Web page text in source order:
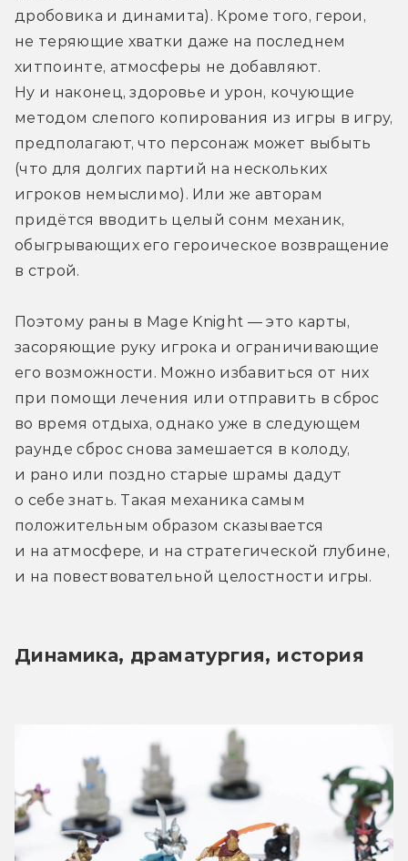
дробовика и динамита). Кроме того, герои,
не теряющие хватки даже на последнем
хитпоинте, атмосферы не добавляют.
Ну и наконец, здоровье и урон, кочующие
методом слепого копирования из игры в игру,
предполагают, что персонаж может выбыть
(что для долгих партий на нескольких
игроков немыслимо). Или же авторам
придётся вводить целый сонм механик,
обыгрывающих его героическое возвращение
в строй.
Поэтому раны в Mage Knight — это карты,
засоряющие руку игрока и ограничивающие
его возможности. Можно избавиться от них
при помощи лечения или отправить в сброс
во время отдыха, однако уже в следующем
раунде сброс снова замешается в колоду,
и рано или поздно старые шрамы дадут
о себе знать. Такая механика самым
положительным образом сказывается
и на атмосфере, и на стратегической глубине,
и на повествовательной целостности игры.
Динамика, драматургия, история